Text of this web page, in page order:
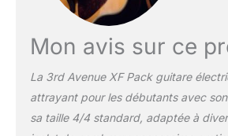
QUALITÉ -
iconique
tandis que
forme de C
débutants
Mon avis sur ce
La 3rd Avenue XF Pack guitare
attrayant pour les débutants avec
sa taille 4/4 standard, adaptée à